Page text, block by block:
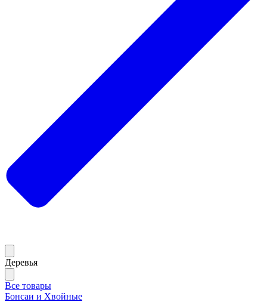
Деревья
Все товары
Бонсаи и Хвойные